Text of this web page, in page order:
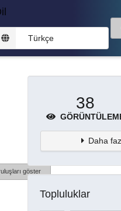
Türkçe
göster
38
Daha
Topluluklar